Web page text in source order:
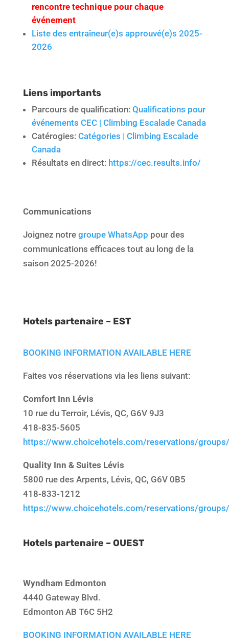
rencontre technique pour chaque
événement
Liste des entraîneur(e)s approuvé(e)s 2025-
2026
Liens importants
Parcours de qualification: Qualifications pour
événements CEC | Climbing Escalade Canada
Catérogies: Catégories | Climbing Escalade
Canada
Résultats en direct: https://cec.results.info/
Communications
Joignez notre groupe WhatsApp pour des
communications efficaces tout au long de la
saison 2025-2026!
Hotels partenaire – EST
BOOKING INFORMATION AVAILABLE HERE
Faites vos réservations via les liens suivant:
Comfort Inn Lévis
10 rue du Terroir, Lévis, QC, G6V 9J3
418-835-5605
https://www.choicehotels.com/reservations/
Quality Inn & Suites Lévis
5800 rue des Arpents, Lévis, QC, G6V 0B5
418-833-1212
https://www.choicehotels.com/reservations/
Hotels partenaire – OUEST
Wyndham Edmonton
4440 Gateway Blvd.
Edmonton AB T6C 5H2
BOOKING INFORMATION AVAILABLE HERE